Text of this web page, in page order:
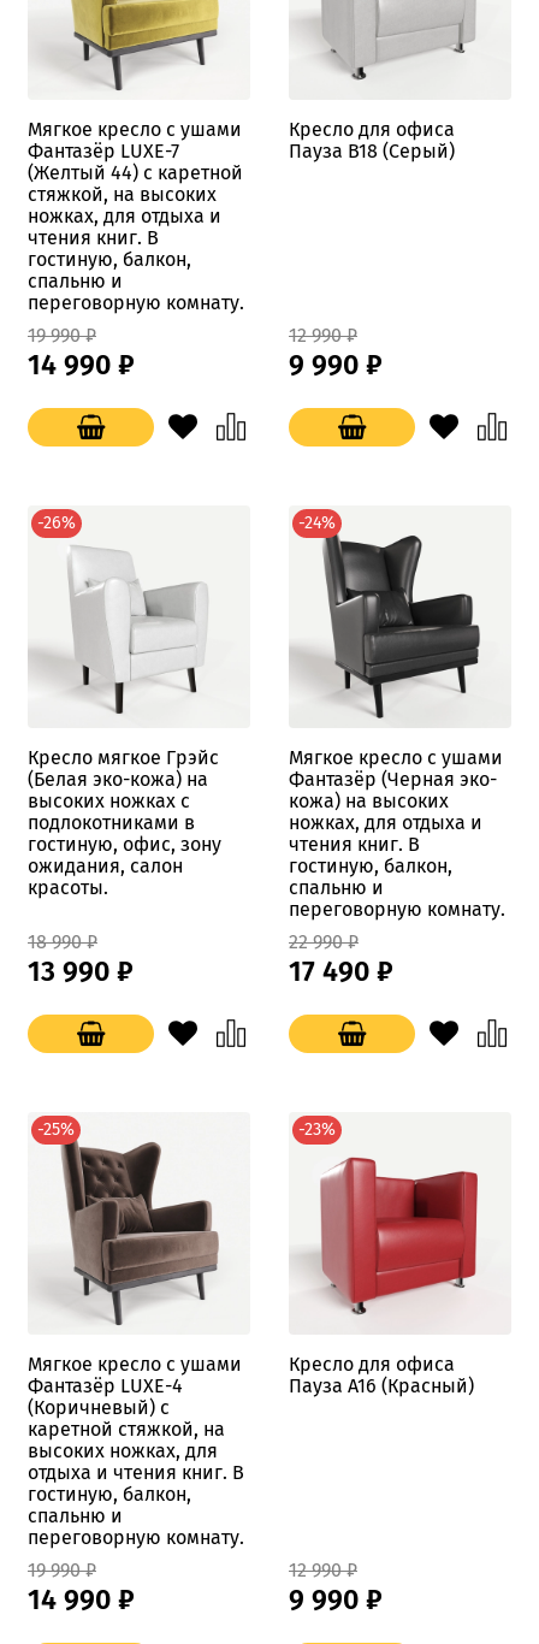
Мягкое кресло с ушами
Фантазёр LUXE-7
(Желтый 44) с каретной
стяжкой, на высоких
ножках, для отдыха и
чтения книг. В
гостиную, балкон,
спальню и
переговорную комнату.
19 990 ₽
14 990 ₽
Кресло для офиса
Пауза B18 (Серый)
12 990 ₽
9 990 ₽
-26%
Кресло мягкое Грэйс
(Белая эко-кожа) на
высоких ножках с
подлокотниками в
гостиную, офис, зону
ожидания, салон
красоты.
18 990 ₽
13 990 ₽
-24%
Мягкое кресло с ушами
Фантазёр (Черная эко-
кожа) на высоких
ножках, для отдыха и
чтения книг. В
гостиную, балкон,
спальню и
переговорную комнату.
22 990 ₽
17 490 ₽
-25%
Мягкое кресло с ушами
Фантазёр LUXE-4
(Коричневый) с
каретной стяжкой, на
высоких ножках, для
отдыха и чтения книг. В
гостиную, балкон,
спальню и
переговорную комнату.
19 990 ₽
14 990 ₽
-23%
Кресло для офиса
Пауза A16 (Красный)
12 990 ₽
9 990 ₽